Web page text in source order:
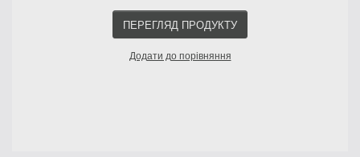
ПЕРЕГЛЯД ПРОДУКТУ
Додати до порівняння